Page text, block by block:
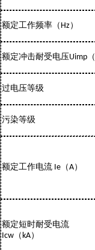
额定工作频率（ Hz）
额定冲击耐受电压Uimp （
过电压等级
污染等级
额定工作电流 Ie （A）
额定短时耐受电流
Icw （kA）